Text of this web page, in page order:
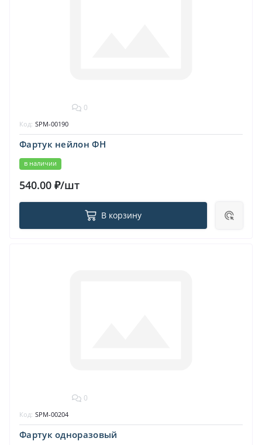
0
Фартук нейлон ФН
в наличии
Код: SPM-00190
540.00 ₽/шт
В корзину
0
Фартук одноразовый
Код: SPM-00204